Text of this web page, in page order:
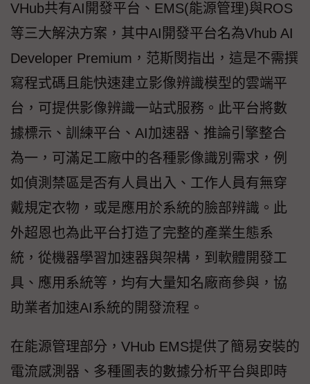
VHub共有AI開發平台、EMS(能源管理)與ROS
等三大解決方案，其中AI開發平台名為Vhub AI
Developer Premium，范斯閔指出，這是不需撰
寫程式碼且能快速建立影像辨識模型的雲端平
台，可提供影像辨識一站式服務。此平台將數
據標示、訓練平台、AI加速器、推論引擎整合
為一，可滿足工廠中的各種影像識別需求，例
如偵測禁區是否有人員出入、工作人員有無穿
戴規定衣物，或是應用於系統的臉部辨識。此
外超恩也為此平台打造了完整的產業生態系
統，從機器學習加速器與架構，到軟體開發工
具、應用系統等，均有大量知名廠商參與，協
助業者加速AI系統的開發流程。
在能源管理部分，VHub EMS提供了簡易安裝的
電流感測器、多種圖表的數據分析平台與即時